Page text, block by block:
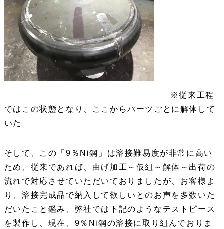
※従来工程
ではこの状態となり、ここからパーツごとに解体して
いた
そして、この「9％Ni鋼」は溶接難易度が非常に高い
ため、従来であれば、曲げ加工～仮組～解体～出荷の
流れで対応させていただいておりましたが、お客様よ
り、溶接完成品で納入して欲しいとのお声を多数いた
だいたこと鑑み、弊社では下記のようなテストピース
を製作し、現在、9％Ni鋼の溶接に取り組んでおりま